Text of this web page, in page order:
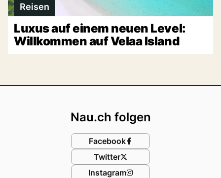
Reisen
Luxus auf einem neuen Level:
Willkommen auf Velaa Island
Nau.ch folgen
Facebook
Twitter
Instagram